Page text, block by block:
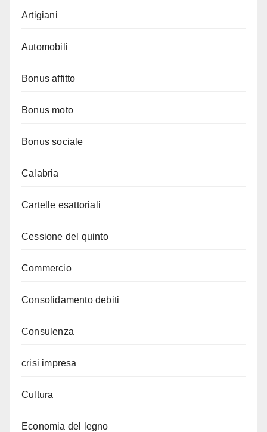
Artigiani
Automobili
Bonus affitto
Bonus moto
Bonus sociale
Calabria
Cartelle esattoriali
Cessione del quinto
Commercio
Consolidamento debiti
Consulenza
crisi impresa
Cultura
Economia del legno